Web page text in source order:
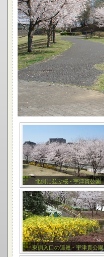
北側に並ぶ桜 - 宇津貫公園
東側入口の連翹 - 宇津貫公園